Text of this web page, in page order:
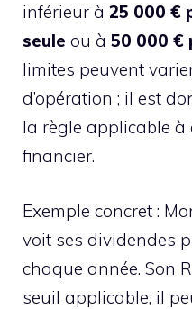
inférieur à 25 000 €
seule ou à 50 000 €
limites peuvent
d’opération ; il est
la règle applicable
financier.
Exemple concret :
voit ses dividendes
chaque année. Son
seuil applicable, il